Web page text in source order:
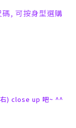
, 可按身型選購
) close up 吧~ ^^